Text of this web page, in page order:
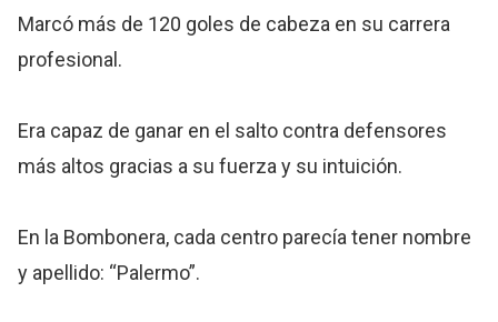
Marcó más de 120 goles de cabeza en su carrera
profesional.
Era capaz de ganar en el salto contra defensores
más altos gracias a su fuerza y su intuición.
En la Bombonera, cada centro parecía tener nombre
y apellido: “Palermo”.